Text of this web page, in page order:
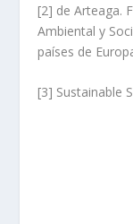
[2] de Arteaga.
Ambiental y
países de
[3] Sustainable